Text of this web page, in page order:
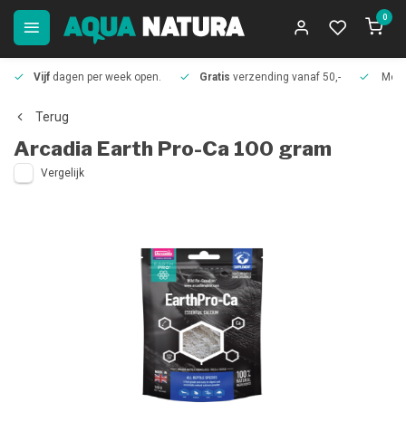
0
Vijf dagen per week open. Gratis verzending vanaf 50,-
Terug
Arcadia Earth Pro-Ca 100 gram
Vergelijk